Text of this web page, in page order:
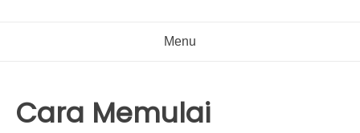
Menu
Cara Memulai